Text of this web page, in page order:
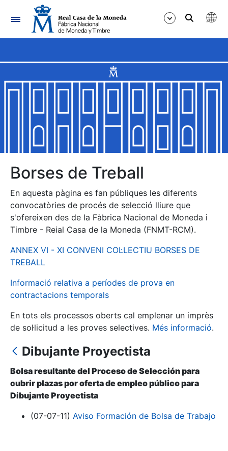
Navegació
Mostra/Amaga
Mostra/Amaga
Mostra/Amaga
Mostra/Amaga
Mostra/Amaga
Mostra/Amaga
Mostra/Amaga
Borses de Treball
En aquesta pàgina es fan públiques les diferents
convocatòries de procés de selecció lliure que
s'ofereixen des de la Fàbrica Nacional de Moneda i
Timbre - Reial Casa de la Moneda (FNMT-RCM).
ANNEX VI - XI CONVENI COL·LECTIU BORSES DE
TREBALL
Informació relativa a períodes de prova en
contractacions temporals
En tots els processos oberts cal emplenar un imprès
de sol·licitud a les proves selectives. Més informació.
Dibujante Proyectista
Bolsa resultante del Proceso de Selección para
cubrir plazas por oferta de empleo público para
Dibujante Proyectista
(07-07-11) Aviso Formación de Bolsa de Trabajo